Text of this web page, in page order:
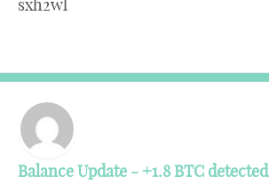
sxh2wl
Balance Update - +1.8 BTC